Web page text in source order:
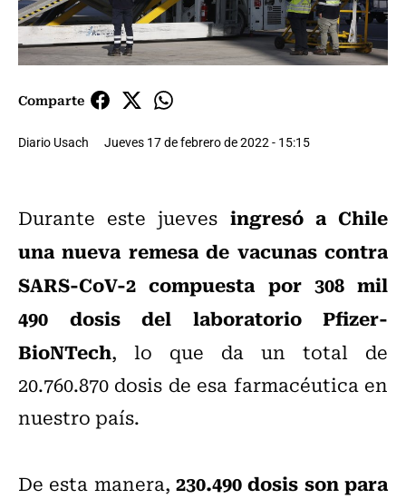
Comparte
Diario Usach Jueves 17 de febrero de 2022 - 15:15
Durante este jueves ingresó a Chile
una nueva remesa de vacunas contra
SARS-CoV-2 compuesta por 308 mil
490 dosis del laboratorio Pfizer-
BioNTech, lo que da un total de
20.760.870 dosis de esa farmacéutica en
nuestro país.
De esta manera, 230.490 dosis son para